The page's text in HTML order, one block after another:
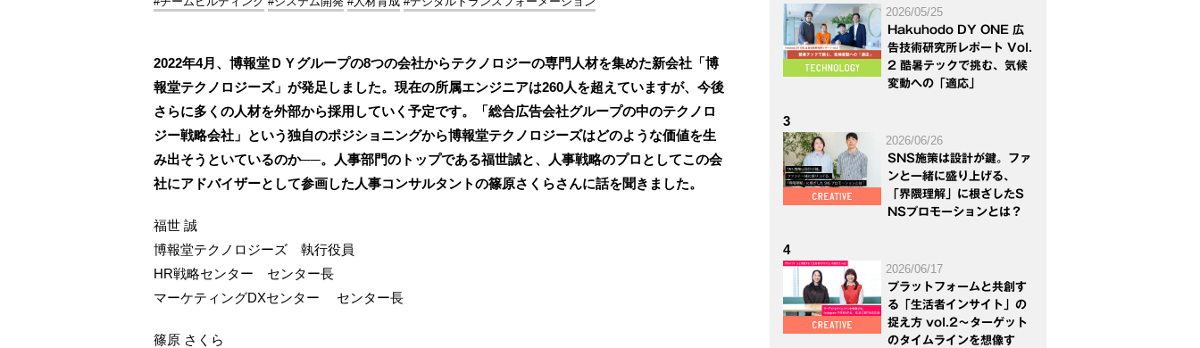
2022年4月、博報堂ＤＹグループの8つの会社からテクノロジーの専門人材を集めた新会社「博
報堂テクノロジーズ」が発足しました。現在の所属エンジニアは260人を超えていますが、今後
さらに多くの人材を外部から採用していく予定です。「総合広告会社グループの中のテクノロ
ジー戦略会社」という独自のポジショニングから博報堂テクノロジーズはどのような価値を生
み出そうといているのか──。人事部門のトップである福世誠と、人事戦略のプロとしてこの会
社にアドバイザーとして参画した人事コンサルタントの篠原さくらさんに話を聞きました。
福世 誠
博報堂テクノロジーズ 執行役員
HR戦略センター センター長
マーケティングDXセンター センター長
篠原 さくら
2026/05/25
Hakuhodo DY ONE 広
告技術研究所レポート Vol.
2 酷暑テックで挑む、気候
変動への「適応」
3
2026/06/26
SNS施策は設計が鍵。ファ
ンと一緒に盛り上げる、
「界隈理解」に根ざしたS
NSプロモーションとは？
4
2026/06/17
プラットフォームと共創す
る「生活者インサイト」の
捉え方 vol.2～ターゲット
のタイムラインを想像す